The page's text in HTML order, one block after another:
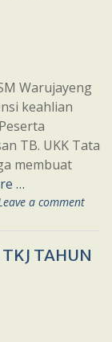
Warujayeng
keahlian
TB. UKK Tata
membuat
…
a comment
TAHUN